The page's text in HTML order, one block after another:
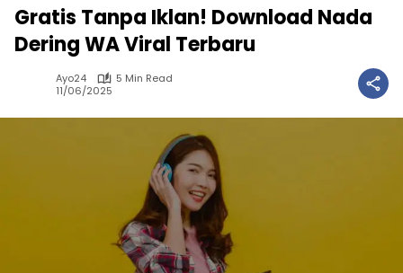
Gratis Tanpa Iklan! Download Nada
Dering WA Viral Terbaru
Ayo24
5 Min Read
11/06/2025